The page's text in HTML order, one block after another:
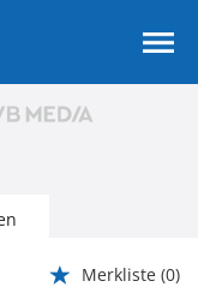
Merkliste (0)